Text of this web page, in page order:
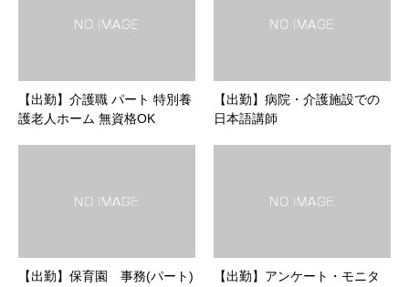
【出勤】介護職 パート 特別養
護老人ホーム 無資格OK
【出勤】病院・介護施設での
日本語講師
【出勤】保育園 事務(パート)
【出勤】アンケート・モニタ